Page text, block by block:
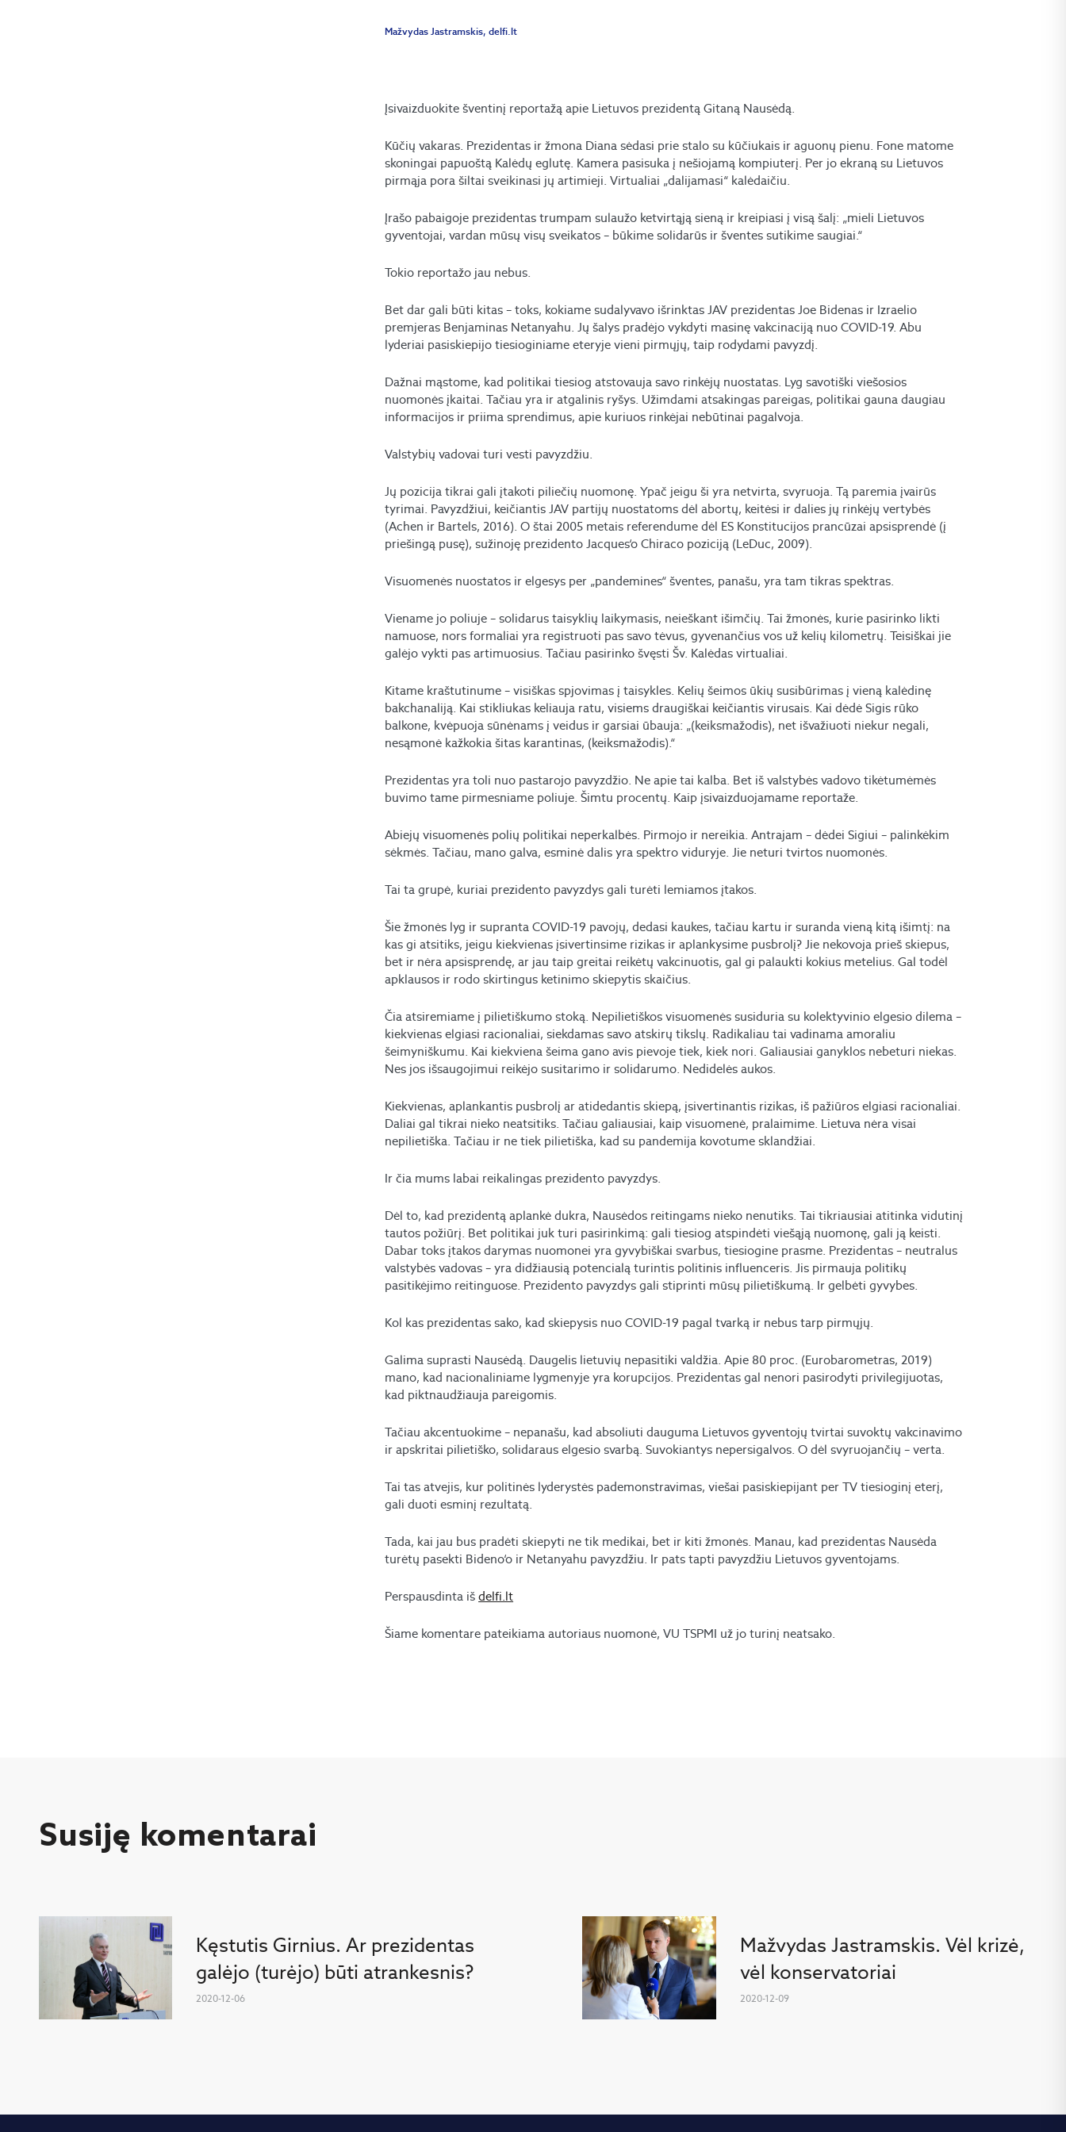
Mažvydas Jastramskis, delfi.lt
Įsivaizduokite šventinį reportažą apie Lietuvos prezidentą Gitaną Nausėdą.
Kūčių vakaras. Prezidentas ir žmona Diana sėdasi prie stalo su kūčiukais ir aguonų pienu. Fone matome
skoningai papuoštą Kalėdų eglutę. Kamera pasisuka į nešiojamą kompiuterį. Per jo ekraną su Lietuvos
pirmąja pora šiltai sveikinasi jų artimieji. Virtualiai „dalijamasi“ kalėdaičiu.
Įrašo pabaigoje prezidentas trumpam sulaužo ketvirtąją sieną ir kreipiasi į visą šalį: „mieli Lietuvos
gyventojai, vardan mūsų visų sveikatos – būkime solidarūs ir šventes sutikime saugiai.“
Tokio reportažo jau nebus.
Bet dar gali būti kitas – toks, kokiame sudalyvavo išrinktas JAV prezidentas Joe Bidenas ir Izraelio
premjeras Benjaminas Netanyahu. Jų šalys pradėjo vykdyti masinę vakcinaciją nuo COVID-19. Abu
lyderiai pasiskiepijo tiesioginiame eteryje vieni pirmųjų, taip rodydami pavyzdį.
Dažnai mąstome, kad politikai tiesiog atstovauja savo rinkėjų nuostatas. Lyg savotiški viešosios
nuomonės įkaitai. Tačiau yra ir atgalinis ryšys. Užimdami atsakingas pareigas, politikai gauna daugiau
informacijos ir priima sprendimus, apie kuriuos rinkėjai nebūtinai pagalvoja.
Valstybių vadovai turi vesti pavyzdžiu.
Jų pozicija tikrai gali įtakoti piliečių nuomonę. Ypač jeigu ši yra netvirta, svyruoja. Tą paremia įvairūs
tyrimai. Pavyzdžiui, keičiantis JAV partijų nuostatoms dėl abortų, keitėsi ir dalies jų rinkėjų vertybės
(Achen ir Bartels, 2016). O štai 2005 metais referendume dėl ES Konstitucijos prancūzai apsisprendė (į
priešingą pusę), sužinoję prezidento Jacques‘o Chiraco poziciją (LeDuc, 2009).
Visuomenės nuostatos ir elgesys per „pandemines“ šventes, panašu, yra tam tikras spektras.
Viename jo poliuje – solidarus taisyklių laikymasis, neieškant išimčių. Tai žmonės, kurie pasirinko likti
namuose, nors formaliai yra registruoti pas savo tėvus, gyvenančius vos už kelių kilometrų. Teisiškai jie
galėjo vykti pas artimuosius. Tačiau pasirinko švęsti Šv. Kalėdas virtualiai.
Kitame kraštutinume – visiškas spjovimas į taisykles. Kelių šeimos ūkių susibūrimas į vieną kalėdinę
bakchanaliją. Kai stikliukas keliauja ratu, visiems draugiškai keičiantis virusais. Kai dėdė Sigis rūko
balkone, kvėpuoja sūnėnams į veidus ir garsiai ūbauja: „(keiksmažodis), net išvažiuoti niekur negali,
nesąmonė kažkokia šitas karantinas, (keiksmažodis).“
Prezidentas yra toli nuo pastarojo pavyzdžio. Ne apie tai kalba. Bet iš valstybės vadovo tikėtumėmės
buvimo tame pirmesniame poliuje. Šimtu procentų. Kaip įsivaizduojamame reportaže.
Abiejų visuomenės polių politikai neperkalbės. Pirmojo ir nereikia. Antrajam – dėdei Sigiui – palinkėkim
sėkmės. Tačiau, mano galva, esminė dalis yra spektro viduryje. Jie neturi tvirtos nuomonės.
Tai ta grupė, kuriai prezidento pavyzdys gali turėti lemiamos įtakos.
Šie žmonės lyg ir supranta COVID-19 pavojų, dedasi kaukes, tačiau kartu ir suranda vieną kitą išimtį: na
kas gi atsitiks, jeigu kiekvienas įsivertinsime rizikas ir aplankysime pusbrolį? Jie nekovoja prieš skiepus,
bet ir nėra apsisprendę, ar jau taip greitai reikėtų vakcinuotis, gal gi palaukti kokius metelius. Gal todėl
apklausos ir rodo skirtingus ketinimo skiepytis skaičius.
Čia atsiremiame į pilietiškumo stoką. Nepilietiškos visuomenės susiduria su kolektyvinio elgesio dilema –
kiekvienas elgiasi racionaliai, siekdamas savo atskirų tikslų. Radikaliau tai vadinama amoraliu
šeimyniškumu. Kai kiekviena šeima gano avis pievoje tiek, kiek nori. Galiausiai ganyklos nebeturi niekas.
Nes jos išsaugojimui reikėjo susitarimo ir solidarumo. Nedidelės aukos.
Kiekvienas, aplankantis pusbrolį ar atidedantis skiepą, įsivertinantis rizikas, iš pažiūros elgiasi racionaliai.
Daliai gal tikrai nieko neatsitiks. Tačiau galiausiai, kaip visuomenė, pralaimime. Lietuva nėra visai
nepilietiška. Tačiau ir ne tiek pilietiška, kad su pandemija kovotume sklandžiai.
Ir čia mums labai reikalingas prezidento pavyzdys.
Dėl to, kad prezidentą aplankė dukra, Nausėdos reitingams nieko nenutiks. Tai tikriausiai atitinka vidutinį
tautos požiūrį. Bet politikai juk turi pasirinkimą: gali tiesiog atspindėti viešąją nuomonę, gali ją keisti.
Dabar toks įtakos darymas nuomonei yra gyvybiškai svarbus, tiesiogine prasme. Prezidentas – neutralus
valstybės vadovas – yra didžiausią potencialą turintis politinis influenceris. Jis pirmauja politikų
pasitikėjimo reitinguose. Prezidento pavyzdys gali stiprinti mūsų pilietiškumą. Ir gelbėti gyvybes.
Kol kas prezidentas sako, kad skiepysis nuo COVID-19 pagal tvarką ir nebus tarp pirmųjų.
Galima suprasti Nausėdą. Daugelis lietuvių nepasitiki valdžia. Apie 80 proc. (Eurobarometras, 2019)
mano, kad nacionaliniame lygmenyje yra korupcijos. Prezidentas gal nenori pasirodyti privilegijuotas,
kad piktnaudžiauja pareigomis.
Tačiau akcentuokime – nepanašu, kad absoliuti dauguma Lietuvos gyventojų tvirtai suvoktų vakcinavimo
ir apskritai pilietiško, solidaraus elgesio svarbą. Suvokiantys nepersigalvos. O dėl svyruojančių – verta.
Tai tas atvejis, kur politinės lyderystės pademonstravimas, viešai pasiskiepijant per TV tiesioginį eterį,
gali duoti esminį rezultatą.
Tada, kai jau bus pradėti skiepyti ne tik medikai, bet ir kiti žmonės. Manau, kad prezidentas Nausėda
turėtų pasekti Bideno‘o ir Netanyahu pavyzdžiu. Ir pats tapti pavyzdžiu Lietuvos gyventojams.
Perspausdinta išdelfi.lt
Šiame komentare pateikiama autoriaus nuomonė, VU TSPMI už jo turinį neatsako.
Susiję komentarai
Kęstutis Girnius. Ar prezidentas
galėjo (turėjo) būti atrankesnis?
2020-12-06
Mažvydas Jastramskis. Vėl krizė,
vėl konservatoriai
2020-12-09